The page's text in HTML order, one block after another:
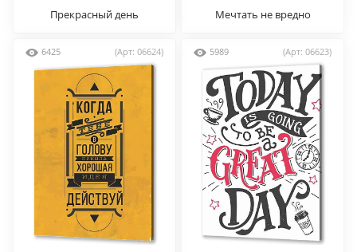
Прекрасный день Мечтать не вредно
6425 (Арт: 06624) 5989 (Арт: 06623)